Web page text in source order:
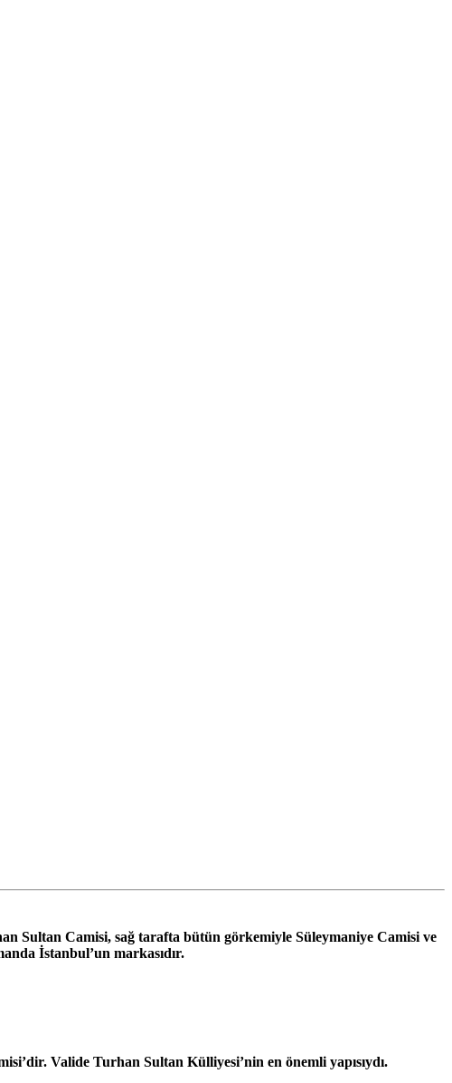
Sultan Camisi, sağ tarafta bütün görkemiyle Süleymaniye Camisi ve
İstanbul’un markasıdır.
Valide Turhan Sultan Külliyesi’nin en önemli yapısıydı.